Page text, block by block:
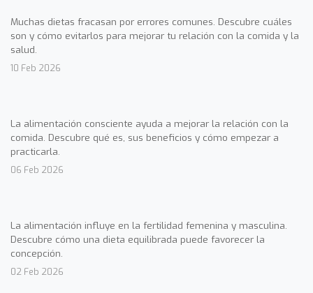
Muchas dietas fracasan por errores comunes. Descubre cuáles
son y cómo evitarlos para mejorar tu relación con la comida y la
salud.
10 Feb 2026
La alimentación consciente ayuda a mejorar la relación con la
comida. Descubre qué es, sus beneficios y cómo empezar a
practicarla.
06 Feb 2026
La alimentación influye en la fertilidad femenina y masculina.
Descubre cómo una dieta equilibrada puede favorecer la
concepción.
02 Feb 2026